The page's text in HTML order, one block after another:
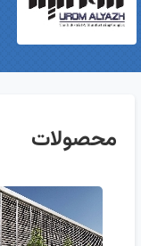
محصولات